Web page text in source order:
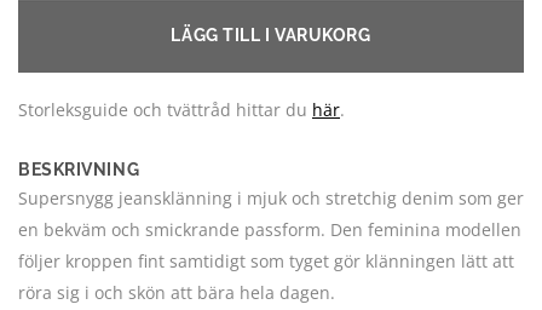
LÄGG TILL I VARUKORG
Storleksguide och tvättråd hittar du här.
BESKRIVNING
Supersnygg jeansklänning i mjuk och stretchig denim som ger
en bekväm och smickrande passform. Den feminina modellen
följer kroppen fint samtidigt som tyget gör klänningen lätt att
röra sig i och skön att bära hela dagen.